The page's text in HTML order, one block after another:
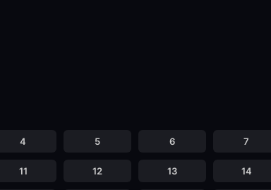
4 5 6 7
11 12 13 14